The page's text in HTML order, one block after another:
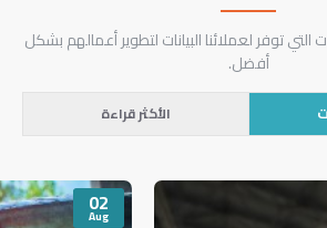
توفر لعملائنا البيانات لتطوير أعمالهم بشكل
أفضل.
الأكثر قراءة